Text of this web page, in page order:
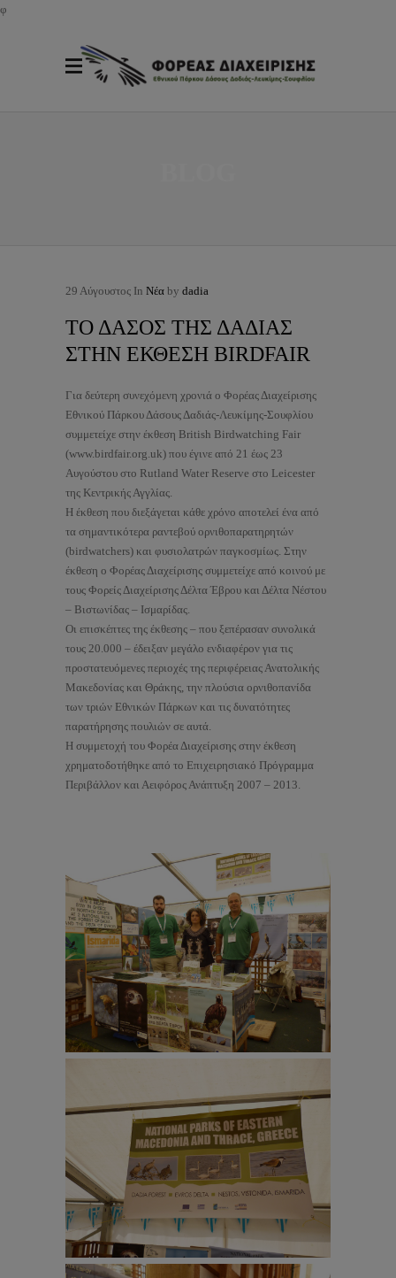
φ
29 Αύγουστος In Νέα by dadia
ΤΟ ΔΑΣΟΣ ΤΗΣ ΔΑΔΙΑΣ
ΣΤΗΝ ΕΚΘΕΣΗ BIRDFAIR
Για δεύτερη συνεχόμενη χρονιά ο Φορέας Διαχείρισης
Εθνικού Πάρκου Δάσους Δαδιάς-Λευκίμης-Σουφλίου
συμμετείχε στην έκθεση British Birdwatching Fair
(www.birdfair.org.uk) που έγινε από 21 έως 23
Αυγούστου στο Rutland Water Reserve στο Leicester
της Κεντρικής Αγγλίας.
Η έκθεση που διεξάγεται κάθε χρόνο αποτελεί ένα από
τα σημαντικότερα ραντεβού ορνιθοπαρατηρητών
(birdwatchers) και φυσιολατρών παγκοσμίως. Στην
έκθεση ο Φορέας Διαχείρισης συμμετείχε από κοινού με
τους Φορείς Διαχείρισης Δέλτα Έβρου και Δέλτα Νέστου
– Βιστωνίδας – Ισμαρίδας.
Οι επισκέπτες της έκθεσης – που ξεπέρασαν συνολικά
τους 20.000 – έδειξαν μεγάλο ενδιαφέρον για τις
προστατευόμενες περιοχές της περιφέρειας Ανατολικής
Μακεδονίας και Θράκης, την πλούσια ορνιθοπανίδα
των τριών Εθνικών Πάρκων και τις δυνατότητες
παρατήρησης πουλιών σε αυτά.
Η συμμετοχή του Φορέα Διαχείρισης στην έκθεση
χρηματοδοτήθηκε από το Επιχειρησιακό Πρόγραμμα
Περιβάλλον και Αειφόρος Ανάπτυξη 2007 – 2013.